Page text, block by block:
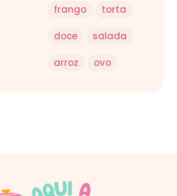
frango torta
doce salada
arroz ovo